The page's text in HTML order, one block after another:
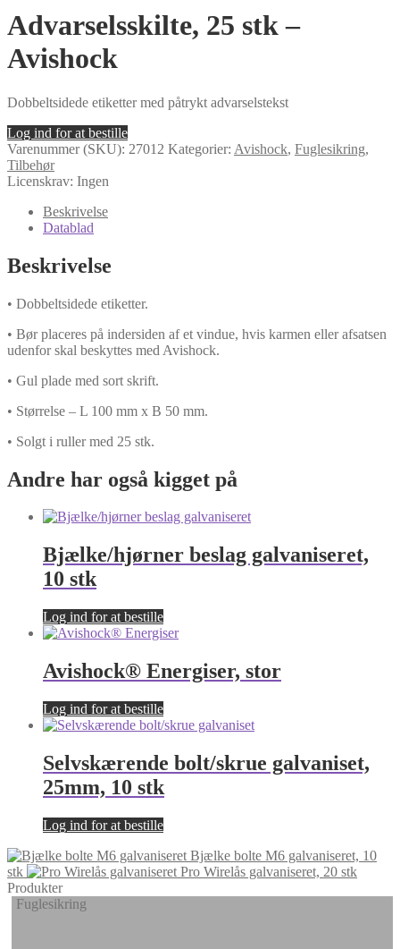
Advarselsskilte, 25 stk –
Avishock
Dobbeltsidede etiketter med påtrykt advarselstekst
Log ind for at bestille
Varenummer (SKU): 27012 Kategorier: Avishock, Fuglesikring,
Tilbehør
Licenskrav: Ingen
Beskrivelse
Datablad
Beskrivelse
• Dobbeltsidede etiketter.
• Bør placeres på indersiden af et vindue, hvis karmen eller afsatsen
udenfor skal beskyttes med Avishock.
• Gul plade med sort skrift.
• Størrelse – L 100 mm x B 50 mm.
• Solgt i ruller med 25 stk.
Andre har også kigget på
Bjælke/hjørner beslag galvaniseret,
10 stk
Log ind for at bestille
Avishock® Energiser, stor
Log ind for at bestille
Selvskærende bolt/skrue galvaniset,
25mm, 10 stk
Log ind for at bestille
Bjælke bolte M6 galvaniseret, 10
stk
Pro Wirelås galvaniseret, 20 stk
Produkter
Fuglesikring